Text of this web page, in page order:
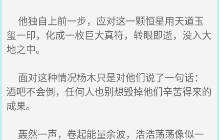
他独自上前一步，应对这一颗恒星用天道玉
玺一印，化成一枚巨大真符，转眼即逝，没入大
地之中。
面对这种情况杨木只是对他们说了一句话：
酒吧不会倒，任何人也别想毁掉他们辛苦得来的
成果。
轰然一声，卷起能量余波，浩浩荡荡像似一